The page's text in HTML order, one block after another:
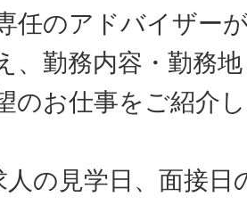
任のアドバイザー
、勤務内容・勤務
のお仕事をご紹介
の見学日、面接日